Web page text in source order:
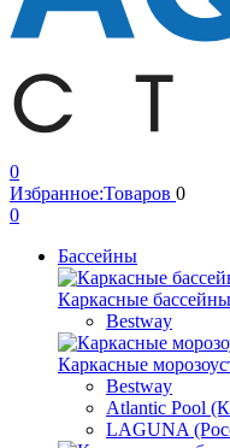
0
Избранное:Товаров 0
0
Бассейны
Каркасные бассейны
Bestway
Каркасные
Bestway
Atlantic Pool
LAGUNA